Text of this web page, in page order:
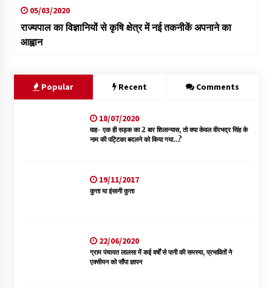
05/03/2020
राज्यपाल का विज्ञानियों से कृषि क्षेत्र में नई तकनीकें अपनाने का
आह्वान
Popular Recent Comments
18/07/2020
वाह- एक ही सड़क का 2 बार शिलान्यास, तो क्या केवल वीरभद्र सिंह के
नाम की पट्टिका बदलने को किया गया…?
19/11/2017
कुत्ता या इंसानी कुत्ता
22/06/2020
ग्राम पंचायत लालसा में कई वर्षों से पानी की समस्या, प्रभावितों ने
एक्सीयन को सौंपा ज्ञापन